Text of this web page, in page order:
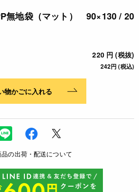
無地袋（マット） 90×130 / 20
220 円 (税抜)
242円 (税込)
物かごに入れる
の出荷・配送について